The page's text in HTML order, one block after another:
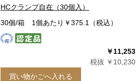
HCクランプ自在（30個入）
30個/箱 1個あたり￥375.1（税込）
￥11,253
税抜 ￥10,230
買い物かごへ入れる